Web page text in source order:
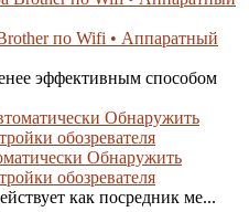
по Wifi • Аппаратный
эффективным способом
Обнаружить
обозревателя
как посредник ме...